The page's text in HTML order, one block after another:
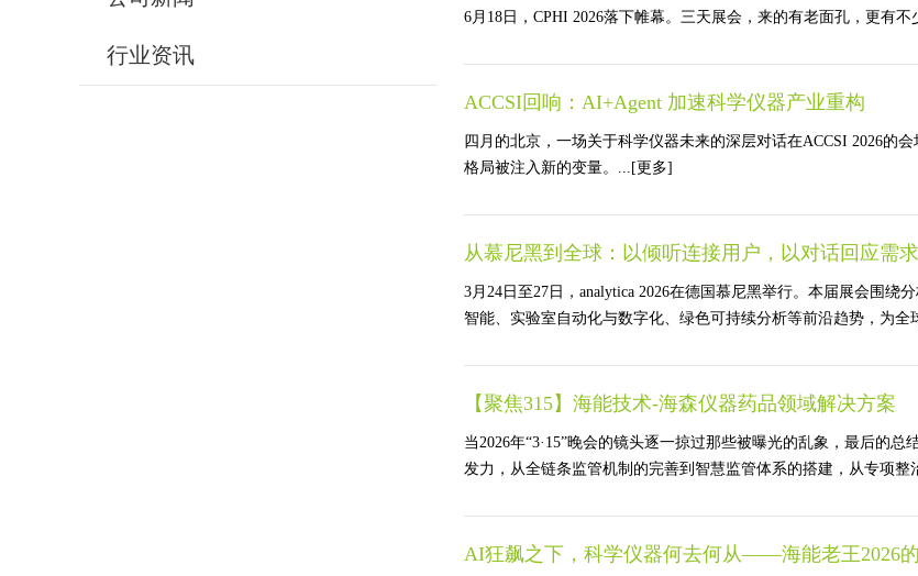
行业资讯
6月18日，CPHI 2026落下帷幕。三天展会，来的有老面孔，更有不
ACCSI回响：AI+Agent 加速科学仪器产业重构
四月的北京，一场关于科学仪器未来的深层对话在ACCSI 2026的
格局被注入新的变量。... [更多]
从慕尼黑到全球：以倾听连接用户，以对话回应需求
3月24日至27日，analytica 2026在德国慕尼黑举行。本届展会围
智能、实验室自动化与数字化、绿色可持续分析等前沿趋势，为
【聚焦315】海能技术-海森仪器药品领域解决方案
当2026年“3·15”晚会的镜头逐一掠过那些被曝光的乱象，最后的
发力，从全链条监管机制的完善到智慧监管体系的搭建，从专项
AI狂飙之下，科学仪器何去何从——海能老王2026